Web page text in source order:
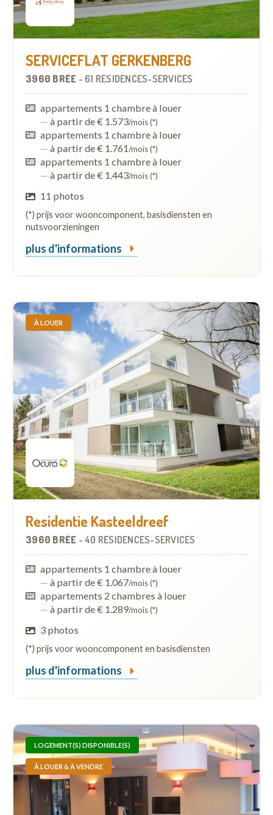
SERVICEFLAT GERKENBERG
3960 BRÉE - 61 RÉSIDENCES-SERVICES
appartements 1 chambre à louer
— à partir de € 1.573/mois (*)
appartements 1 chambre à louer
— à partir de € 1.761/mois (*)
appartements 1 chambre à louer
— à partir de € 1.443/mois (*)
11 photos
(*) prijs voor wooncomponent, basisdiensten en
nutsvoorzieningen
plus d'informations
À LOUER
Residentie Kasteeldreef
3960 BRÉE - 40 RÉSIDENCES-SERVICES
appartements 1 chambre à louer
— à partir de € 1.067/mois (*)
appartements 2 chambres à louer
— à partir de € 1.289/mois (*)
3 photos
(*) prijs voor wooncomponent en basisdiensten
plus d'informations
LOGEMENT(S) DISPONIBLE(S)
À LOUER & À VENDRE